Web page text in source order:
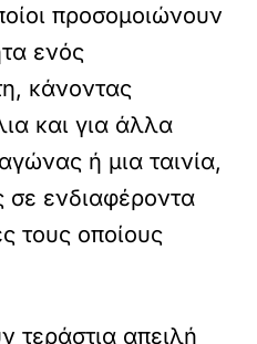
προσομοιώνουν
ενός
κάνοντας
και για άλλα
ή μια ταινία,
σε ενδιαφέροντα
τους οποίους
τεράστια απειλή